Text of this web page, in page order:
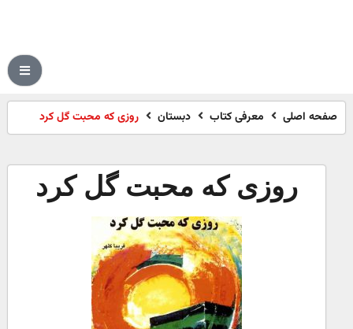
صفحه اصلی معرفی کتاب دبستان روزی که محبت گل کرد
روزی که محبت گل کرد